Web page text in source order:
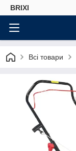
BRIXI
Всі товари